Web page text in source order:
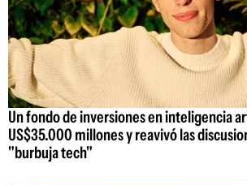
Un fondo de inversiones en inteligencia
US$35.000 millones y reavivó las
"burbuja tech"